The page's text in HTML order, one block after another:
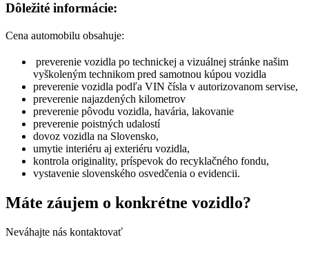
Dôležité informácie:
Cena automobilu obsahuje:
preverenie vozidla po technickej a vizuálnej stránke našim
vyškoleným technikom pred samotnou kúpou vozidla
preverenie vozidla podľa VIN čísla v autorizovanom servise,
preverenie najazdených kilometrov
preverenie pôvodu vozidla, havária, lakovanie
preverenie poistných udalostí
dovoz vozidla na Slovensko,
umytie interiéru aj exteriéru vozidla,
kontrola originality, príspevok do recyklačného fondu,
vystavenie slovenského osvedčenia o evidencii.
Máte záujem o konkrétne vozidlo?
Neváhajte nás kontaktovať